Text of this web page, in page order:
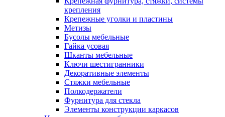
крепления
Крепежные уголки и пластины
Метизы
Бусолы мебельные
Гайка усовая
Шканты мебельные
Ключи шестигранники
Декоративные элементы
Стяжки мебельные
Полкодержатели
Фурнитура для стекла
Элементы конструкции каркасов